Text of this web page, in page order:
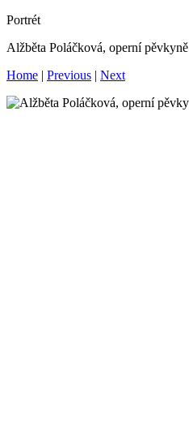
Portrét
Alžběta Poláčková, operní pěvkyně
Home | Previous | Next